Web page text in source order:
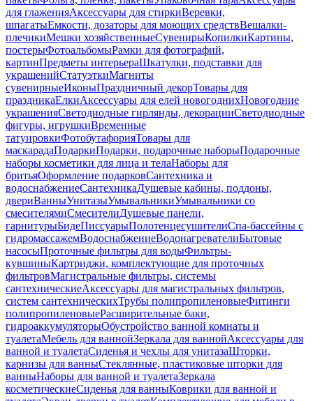
для глаженияАксессуары для стиркиВеревки,
шпагатыЕмкости, дозаторы для моющих средствВешалки-
плечикиМешки хозяйственныеСувенирыКопилкиКартины,
постерыФотоальбомыРамки для фотографий,
картинПредметы интерьераШкатулки, подставки для
украшенийСтатуэткиМагниты
сувенирныеИконыПраздничный декорТовары для
праздникаЕлкиАксессуары для елей новогоднихНовогодние
украшенияСветодиодные гирлянды, декорацииСветодиодные
фигуры, игрушкиВременные
татуировкиФотобутафорияТовары для
маскарадаПодаркиПодарки, подарочные наборыПодарочные
наборы косметики для лица и телаНаборы для
бритьяОформление подарковСантехника и
водоснабжениеСантехникаДушевые кабины, поддоны,
двериВанныУнитазыУмывальникиУмывальники со
смесителямиСмесителиДушевые панели,
гарнитурыБидеПиссуарыПолотенцесушителиСпа-бассейны с
гидромассажемВодоснабжениеВодонагревателиБытовые
насосыПроточные фильтры для водыФильтры-
кувшиныКартриджи, комплектующие для проточных
фильтровМагистральные фильтры, системы
сантехническиеАксессуары для магистральных фильтров,
систем сантехническихТрубы полипропиленовыеФитинги
полипропиленовыеРасширительные баки,
гидроаккумуляторыОбустройство ванной комнаты и
туалетаМебель для ваннойЗеркала для ваннойАксессуары для
ванной и туалетаСиденья и чехлы для унитазаШторки,
карнизы для ванныСтеклянные, пластиковые шторки для
ванныНаборы для ванной и туалетаЗеркала
косметическиеСиденья для ванныКоврики для ванной и